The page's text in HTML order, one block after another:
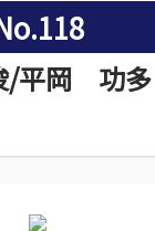
/平岡 功多